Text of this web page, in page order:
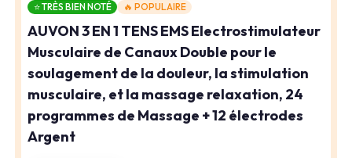
⭐ TRÈS BIEN NOTÉ 🔥 POPULAIRE
AUVON 3 EN 1 TENS EMS Electrostimulateur
Musculaire de Canaux Double pour le
soulagement de la douleur, la stimulation
musculaire, et la massage relaxation, 24
programmes de Massage + 12 électrodes
Argent